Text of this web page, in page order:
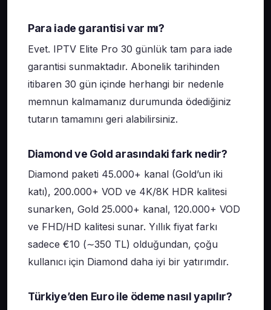
Para iade garantisi var mı?
Evet. IPTV Elite Pro 30 günlük tam para iade
garantisi sunmaktadır. Abonelik tarihinden
itibaren 30 gün içinde herhangi bir nedenle
memnun kalmamanız durumunda ödediğiniz
tutarın tamamını geri alabilirsiniz.
Diamond ve Gold arasındaki fark nedir?
Diamond paketi 45.000+ kanal (Gold’un iki
katı), 200.000+ VOD ve 4K/8K HDR kalitesi
sunarken, Gold 25.000+ kanal, 120.000+ VOD
ve FHD/HD kalitesi sunar. Yıllık fiyat farkı
sadece €10 (∼350 TL) olduğundan, çoğu
kullanıcı için Diamond daha iyi bir yatırımdır.
Türkiye’den Euro ile ödeme nasıl yapılır?